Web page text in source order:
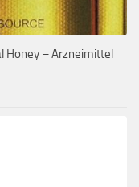
Honey – Arzneimittel